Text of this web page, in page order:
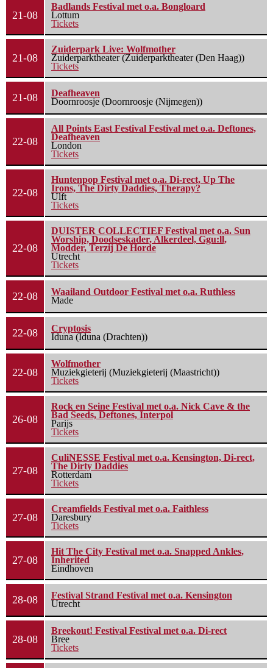
21-08
Badlands Festival met o.a. Bongloard
Lottum
Tickets
21-08
Zuiderpark Live: Wolfmother
Zuiderparktheater (Zuiderparktheater (Den Haag))
Tickets
21-08
Deafheaven
Doornroosje (Doornroosje (Nijmegen))
22-08
All Points East Festival Festival met o.a. Deftones,
Deafheaven
London
Tickets
22-08
Huntenpop Festival met o.a. Di-rect, Up The
Irons, The Dirty Daddies, Therapy?
Ulft
Tickets
22-08
DUISTER COLLECTIEF Festival met o.a. Sun
Worship, Doodseskader, Alkerdeel, Ggu:ll,
Modder, Terzij De Horde
Utrecht
Tickets
22-08
Waailand Outdoor Festival met o.a. Ruthless
Made
22-08
Cryptosis
Iduna (Iduna (Drachten))
22-08
Wolfmother
Muziekgieterij (Muziekgieterij (Maastricht))
Tickets
26-08
Rock en Seine Festival met o.a. Nick Cave & the
Bad Seeds, Deftones, Interpol
Parijs
Tickets
27-08
CuliNESSE Festival met o.a. Kensington, Di-rect,
The Dirty Daddies
Rotterdam
Tickets
27-08
Creamfields Festival met o.a. Faithless
Daresbury
Tickets
27-08
Hit The City Festival met o.a. Snapped Ankles,
Inherited
Eindhoven
28-08
Festival Strand Festival met o.a. Kensington
Utrecht
28-08
Breekout! Festival Festival met o.a. Di-rect
Bree
Tickets